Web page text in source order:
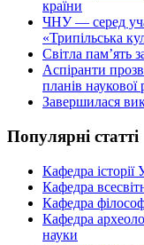
країни
ЧНУ — серед
«Трипільська
Світла пам’ять
Аспіранти
планів наукової
Завершилася
Популярні статті
Кафедра історії
Кафедра
Кафедра
Кафедра
науки